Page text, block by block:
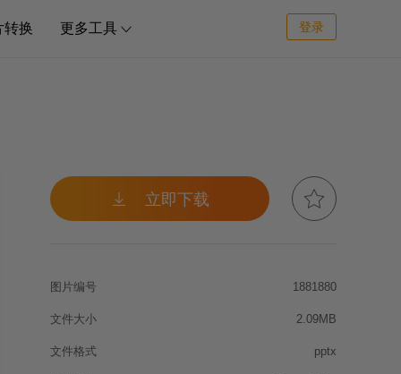
转换 更多工具  登录
 立即下载 
图片编号 1881880
文件大小 2.09MB
文件格式 pptx